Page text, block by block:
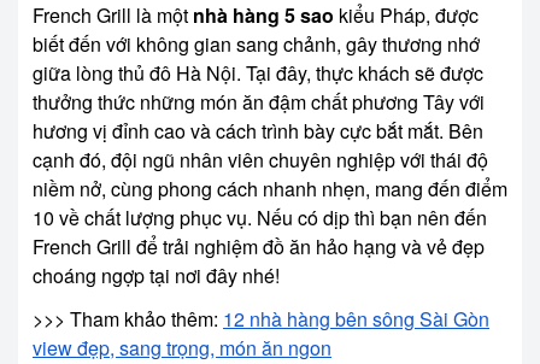
French Grill là một nhà hàng 5 sao kiểu Pháp, được
biết đến với không gian sang chảnh, gây thương nhớ
giữa lòng thủ đô Hà Nội. Tại đây, thực khách sẽ được
thưởng thức những món ăn đậm chất phương Tây với
hương vị đỉnh cao và cách trình bày cực bắt mắt. Bên
cạnh đó, đội ngũ nhân viên chuyên nghiệp với thái độ
niềm nở, cùng phong cách nhanh nhẹn, mang đến điểm
10 về chất lượng phục vụ. Nếu có dịp thì bạn nên đến
French Grill để trải nghiệm đồ ăn hảo hạng và vẻ đẹp
choáng ngợp tại nơi đây nhé!
>>> Tham khảo thêm: 12 nhà hàng bên sông Sài Gòn
view đẹp, sang trọng, món ăn ngon